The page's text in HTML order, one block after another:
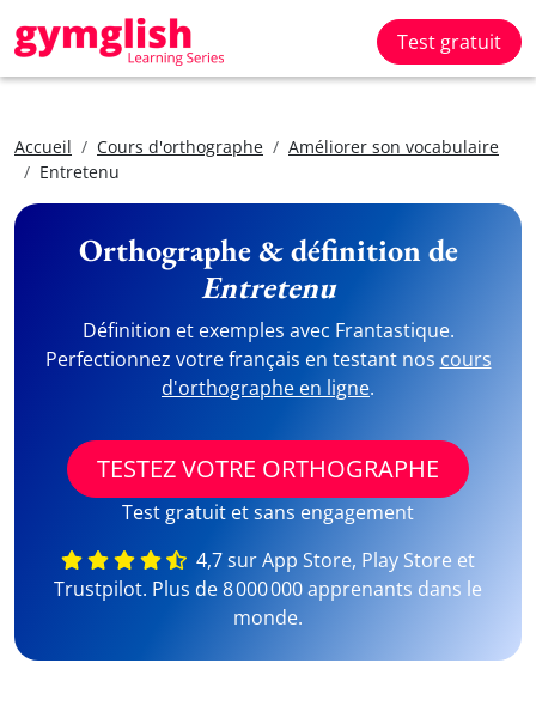
Test gratuit
Accueil Cours d'orthographe
Améliorer son vocabulaire
Entretenu
Orthographe & définition de
Entretenu
Définition et exemples avec Frantastique.
Perfectionnez votre français en testant nos cours
d'orthographe en ligne.
TESTEZ VOTRE ORTHOGRAPHE
Test gratuit et sans engagement
4,7 sur App Store, Play Store et
Trustpilot. Plus de 8 000 000 apprenants dans le
monde.